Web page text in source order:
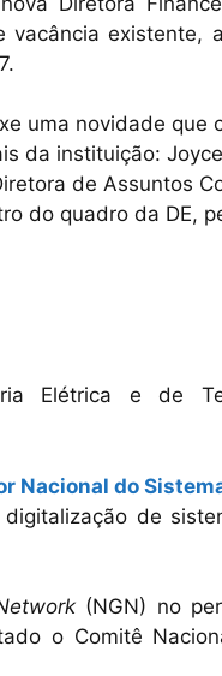
vacância existente,
uma novidade que
da instituição:
de Assuntos
do quadro da DE,
Elétrica e de
Nacional do
de
(NGN) no
o Comitê